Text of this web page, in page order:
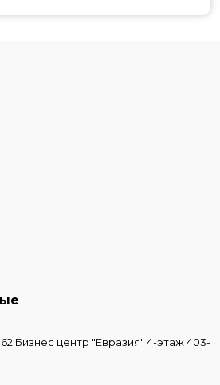
Бизнес центр "Евразия" 4-этаж 403-